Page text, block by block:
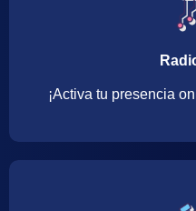
¡Activa tu presencia